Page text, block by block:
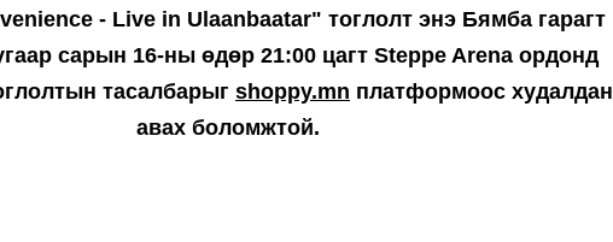
- Live in Ulaanbaatar" тоглолт энэ Бямба гарагт
сарын 16-ны өдөр 21:00 цагт Steppe Arena ордонд
тасалбарыг shoppy.mn платформоос худалдан
авах боломжтой.